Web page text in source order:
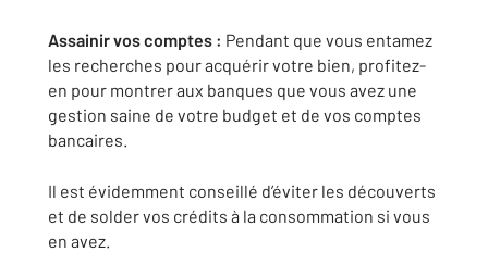
Assainir vos comptes : Pendant que vous entamez
les recherches pour acquérir votre bien, profitez-
en pour montrer aux banques que vous avez une
gestion saine de votre budget et de vos comptes
bancaires.
Il est évidemment conseillé d’éviter les découverts
et de solder vos crédits à la consommation si vous
en avez.